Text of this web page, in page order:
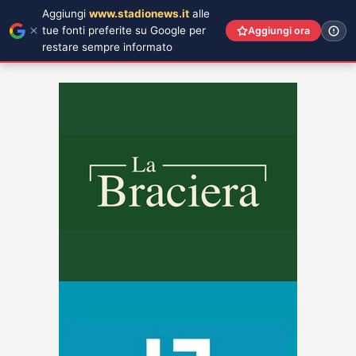
Aggiungi www.stadionews.it alle
tue fonti preferite su Google per
restare sempre informato
Aggiungi ora